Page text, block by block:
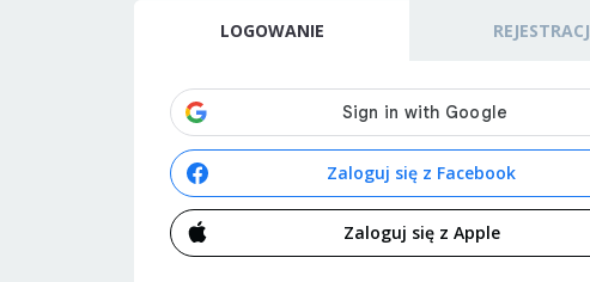
LOGOWANIE
Zaloguj się z Facebook
Zaloguj się z Apple